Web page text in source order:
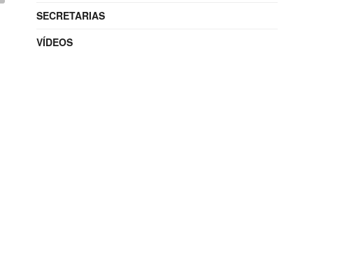
SECRETARIAS
VÍDEOS